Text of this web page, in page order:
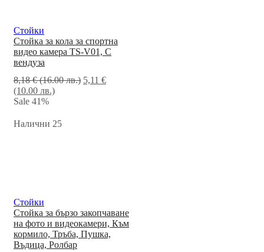
Стойки
Стойка за кола за спортна
видео камера TS-V01, С
вендуза
8,18€ (16.00 лв.) 5,11 €
(10.00 лв.)
Sale 41%
Налични 25
Стойки
Стойка за бързо закопчаване
на фото и видеокамери, Към
кормило, Тръба, Пушка,
Въдица, Ролбар